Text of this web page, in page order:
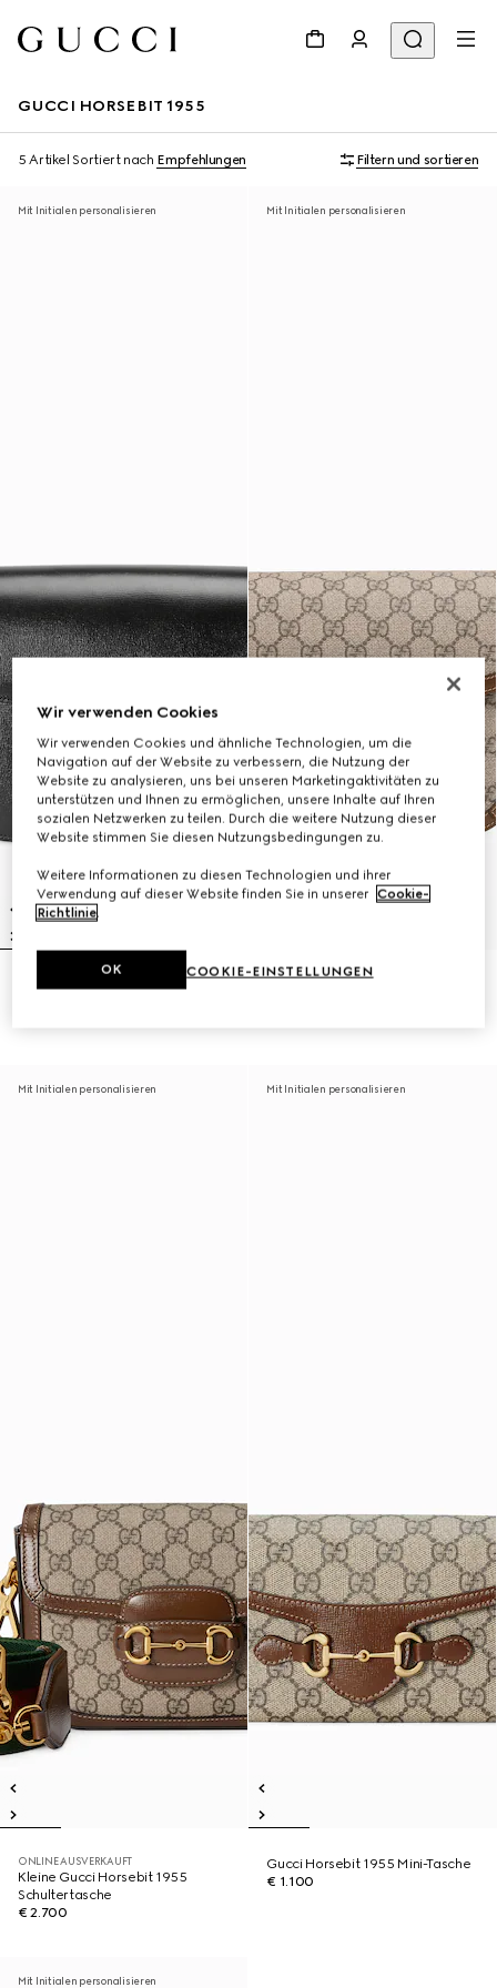
GUCCI HORSEBIT 1955
5 Artikel Sortiert nach Empfehlungen Filtern und sortieren
Mit Initialen personalisieren
Mittelgroße Gucci Horsebit 1955
Mit Initialen personalisieren
Mit Initialen personalisieren
ONLINE AUSVERKAUFT
Kleine Gucci Horsebit 1955
Schultertasche
€ 2.700
Mit Initialen personalisieren
Gucci Horsebit 1955 Mini-Tasche
€ 1.100
Mit Initialen personalisieren
Wir verwenden Cookies
Wir verwenden Cookies und ähnliche Technologien, um die
Navigation auf der Website zu verbessern, die Nutzung der
Website zu analysieren, uns bei unseren Marketingaktivitäten zu
unterstützen und Ihnen zu ermöglichen, unsere Inhalte auf Ihren
sozialen Netzwerken zu teilen. Durch die weitere Nutzung dieser
Website stimmen Sie diesen Nutzungsbedingungen zu.
Weitere Informationen zu diesen Technologien und ihrer
Verwendung auf dieser Website finden Sie in unserer Cookie-
Richtlinie.
COOKIE-EINSTELLUNGEN
OK